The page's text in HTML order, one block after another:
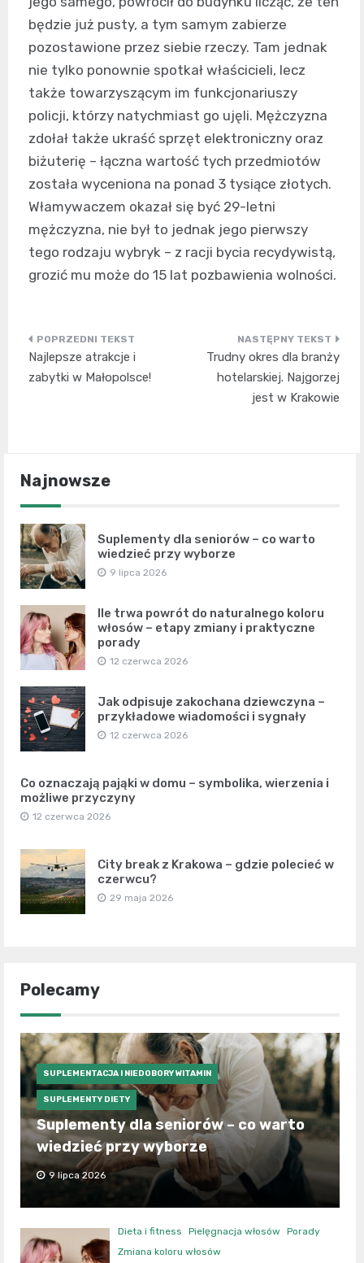
będzie już pusty, a tym samym zabierze
pozostawione przez siebie rzeczy. Tam jednak
nie tylko ponownie spotkał właścicieli, lecz
także towarzyszącym im funkcjonariuszy
policji, którzy natychmiast go ujęli. Mężczyzna
zdołał także ukraść sprzęt elektroniczny oraz
biżuterię – łączna wartość tych przedmiotów
została wyceniona na ponad 3 tysiące złotych.
Włamywaczem okazał się być 29-letni
mężczyzna, nie był to jednak jego pierwszy
tego rodzaju wybryk – z racji bycia recydywistą,
grozić mu może do 15 lat pozbawienia wolności.
Nawigacja
wpisu
Najlepsze atrakcje i
zabytki w Małopolsce!
Trudny okres dla branży
hotelarskiej. Najgorzej
jest w Krakowie
Najnowsze
Suplementy dla seniorów – co warto
wiedzieć przy wyborze
9 lipca 2026
Ile trwa powrót do naturalnego koloru
włosów – etapy zmiany i praktyczne
porady
12 czerwca 2026
Jak odpisuje zakochana dziewczyna –
przykładowe wiadomości i sygnały
12 czerwca 2026
Co oznaczają pająki w domu – symbolika, wierzenia i
możliwe przyczyny
12 czerwca 2026
City break z Krakowa – gdzie polecieć w
czerwcu?
29 maja 2026
Polecamy
SUPLEMENTACJA I NIEDOBORY WITAMIN
SUPLEMENTY DIETY
Suplementy dla seniorów – co warto
wiedzieć przy wyborze
9 lipca 2026
Dieta i fitness Pielęgnacja włosów
Porady
Zmiana koloru włosów